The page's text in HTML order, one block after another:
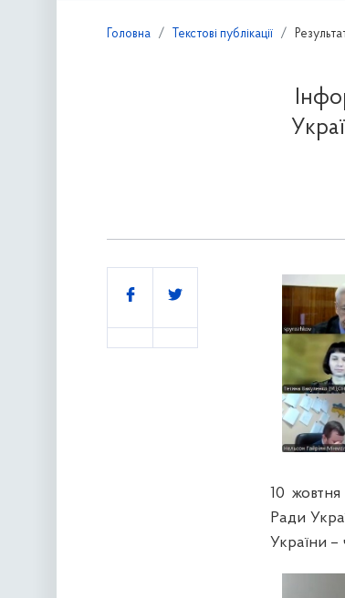
Головна Текстові публікації
10 жовтня
Ради
України –
Поділитись